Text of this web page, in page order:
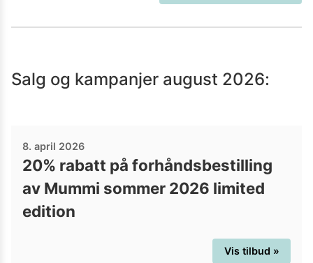
Salg og kampanjer august 2026:
8. april 2026
20% rabatt på forhåndsbestilling
av Mummi sommer 2026 limited
edition
Vis tilbud »